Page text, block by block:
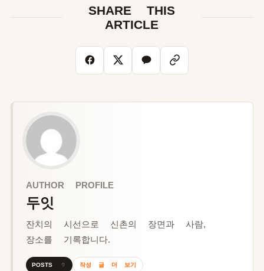
SHARE THIS
ARTICLE
AUTHOR PROFILE
두잇
잔치의 시선으로 신촌의 장면과 사람,
장소를 기록합니다.
POSTS 9 작성 글 더 보기